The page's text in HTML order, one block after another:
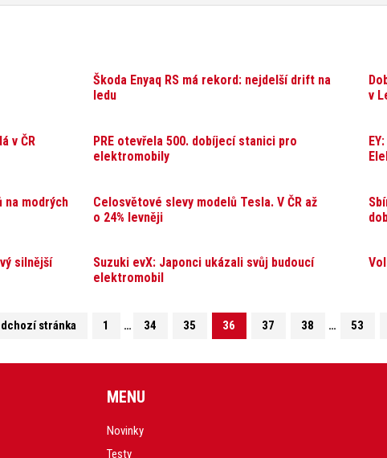
Škoda Enyaq RS má rekord: nejdelší drift na
ledu
v
v ČR
PRE otevřela 500. dobíjecí stanici pro
elektromobily
na modrých
Celosvětové slevy modelů Tesla. V ČR až
o 24% levněji
silnější
Suzuki evX: Japonci ukázali svůj budoucí
elektromobil
stránka 1 … 34 35 36 37 38 … 53
MENU
Novinky
Testy